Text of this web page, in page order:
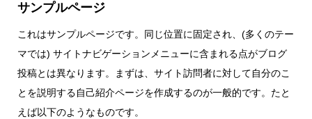
サンプルページ
これはサンプルページです。同じ位置に固定され、(多くのテー
マでは) サイトナビゲーションメニューに含まれる点がブログ
投稿とは異なります。まずは、サイト訪問者に対して自分のこ
とを説明する自己紹介ページを作成するのが一般的です。たと
えば以下のようなものです。